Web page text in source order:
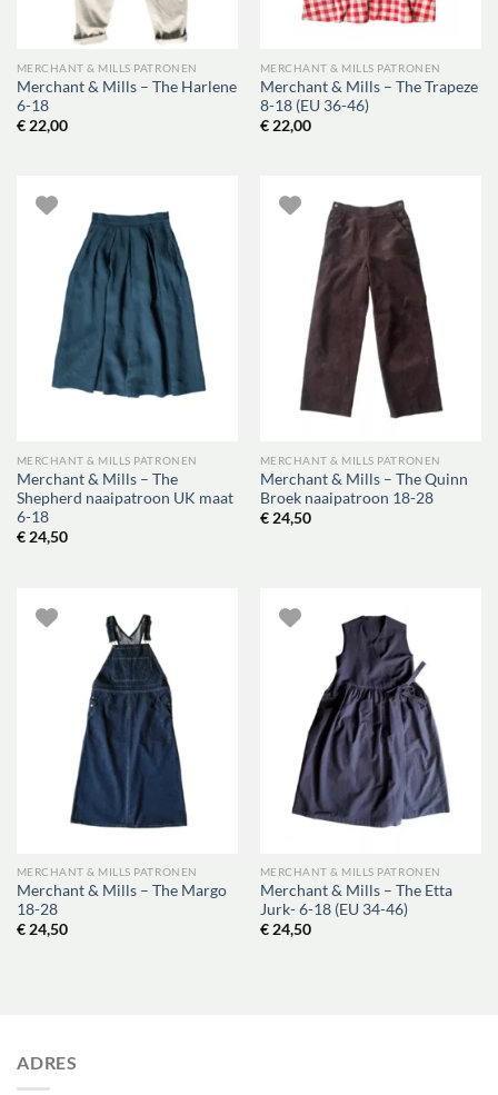
MERCHANT & MILLS PATRONEN
Merchant & Mills – The Harlene
6-18
€22,00
MERCHANT & MILLS PATRONEN
Merchant & Mills – The Trapeze
8-18 (EU 36-46)
€22,00
MERCHANT & MILLS PATRONEN
Merchant & Mills – The
Shepherd naaipatroon UK maat
6-18
€24,50
MERCHANT & MILLS PATRONEN
Merchant & Mills – The Quinn
Broek naaipatroon 18-28
€24,50
MERCHANT & MILLS PATRONEN
Merchant & Mills – The Margo
18-28
€24,50
MERCHANT & MILLS PATRONEN
Merchant & Mills – The Etta
Jurk- 6-18 (EU 34-46)
€24,50
ADRES